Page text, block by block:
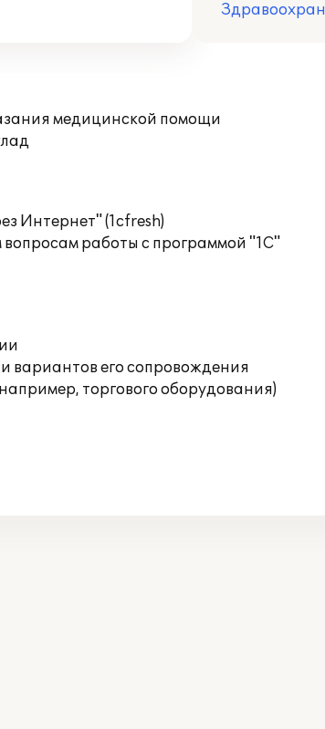
медицинской помощи
Интернет" (1cfresh)
работы с программой "1С"
вариантов его сопровождения
торгового оборудования)